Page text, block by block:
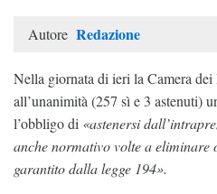
Autore Redazione
Nella giornata di ieri la Camera
all’unanimità (257 sì e 3 astenuti)
l’obbligo di «astenersi
anche normativo volte a eliminare
garantito dalla legge 194».